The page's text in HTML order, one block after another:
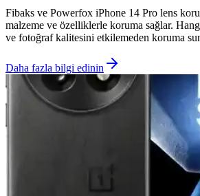
Fibaks ve Powerfox iPhone 14 Pro lens
malzeme ve özelliklerle koruma sağlar.
ve fotoğraf kalitesini etkilemeden koruma
Daha fazla bilgi edinin